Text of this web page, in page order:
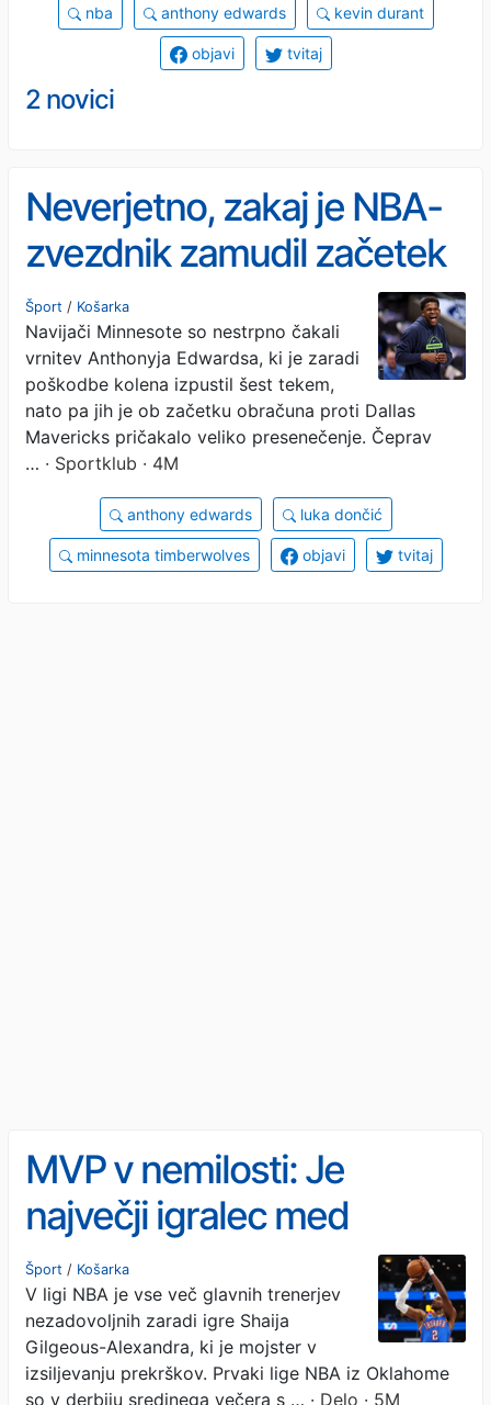
nba anthony edwards kevin durant
objavi tvitaj
2 novici
Neverjetno, zakaj je NBA-
zvezdnik zamudil začetek
tekme (VIDEO)
Šport / Košarka
Navijači Minnesote so nestrpno čakali
vrnitev Anthonyja Edwardsa, ki je zaradi
poškodbe kolena izpustil šest tekem,
nato pa jih je ob začetku obračuna proti Dallas
Mavericks pričakalo veliko presenečenje. Čeprav
… · Sportklub · 4M
anthony edwards luka dončić
minnesota timberwolves objavi tvitaj
MVP v nemilosti: Je
največji igralec med
košarkarji
Šport / Košarka
V ligi NBA je vse več glavnih trenerjev
nezadovoljnih zaradi igre Shaija
Gilgeous-Alexandra, ki je mojster v
izsiljevanju prekrškov. Prvaki lige NBA iz Oklahome
so v derbiju sredinega večera s … · Delo · 5M